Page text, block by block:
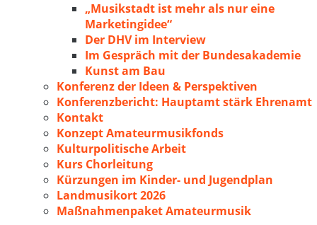
„Musikstadt ist mehr als nur eine
Marketingidee“
Der DHV im Interview
Im Gespräch mit der Bundesakademie
Kunst am Bau
Konferenz der Ideen & Perspektiven
Konferenzbericht: Hauptamt stärk Ehrenamt
Kontakt
Konzept Amateurmusikfonds
Kulturpolitische Arbeit
Kurs Chorleitung
Kürzungen im Kinder- und Jugendplan
Landmusikort 2026
Maßnahmenpaket Amateurmusik